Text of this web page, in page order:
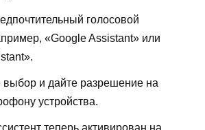
голосовой
«Google Assistant» или
выбор и дайте разрешение на
устройства.